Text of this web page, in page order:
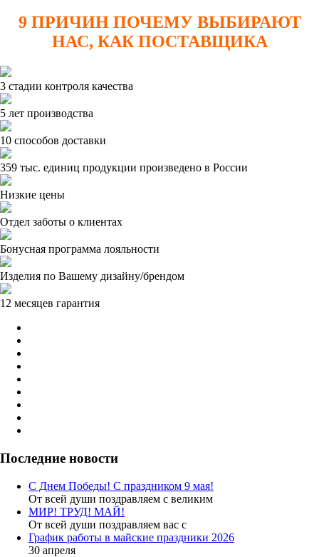
9 ПРИЧИН ПОЧЕМУ ВЫБИРАЮТ
НАС, КАК ПОСТАВЩИКА
3 стадии контроля качества
5 лет производства
10 способов доставки
359 тыс. единиц продукции произведено в России
Низкие цены
Отдел заботы о клиентах
Бонусная программа лояльности
Изделия по Вашему дизайну/брендом
12 месяцев гарантия
Последние новости
С Днем Победы! С праздником 9 мая!
От всей души поздравляем с великим
МИР! ТРУД! МАЙ!
От всей души поздравляем вас с
График работы в майские праздники 2026
30 апреля